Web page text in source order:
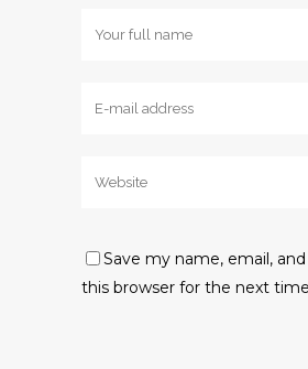
Save my name, email,
this browser for the next